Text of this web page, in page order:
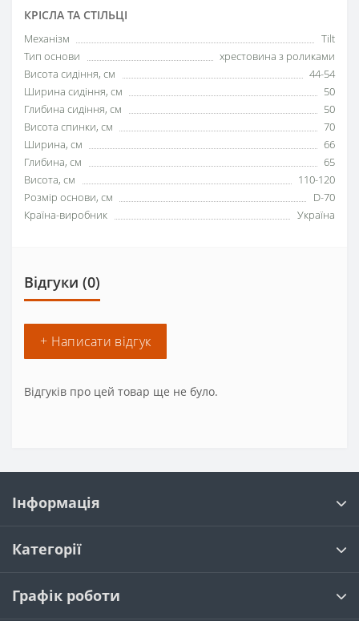
КРІСЛА ТА СТІЛЬЦІ
Механізм
Tilt
Тип основи
хрестовина з роликами
Висота сидіння, см
44-54
Ширина сидіння, см
50
Глибина сидіння, см
50
Висота спинки, см
70
Ширина, см
66
Глибина, см
65
Висота, см
110-120
Розмір основи, см
D-70
Країна-виробник
Україна
Відгуки (0)
+ Написати відгук
Відгуків про цей товар ще не було.
Інформація
Категорії
Графік роботи